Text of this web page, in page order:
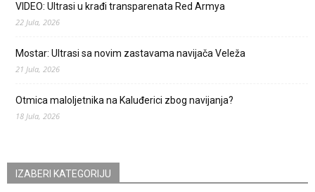
VIDEO: Ultrasi u krađi transparenata Red Armya
22 Jula, 2026
Mostar: Ultrasi sa novim zastavama navijača Veleža
21 Jula, 2026
Otmica maloljetnika na Kaluđerici zbog navijanja?
18 Jula, 2026
IZABERI KATEGORIJU